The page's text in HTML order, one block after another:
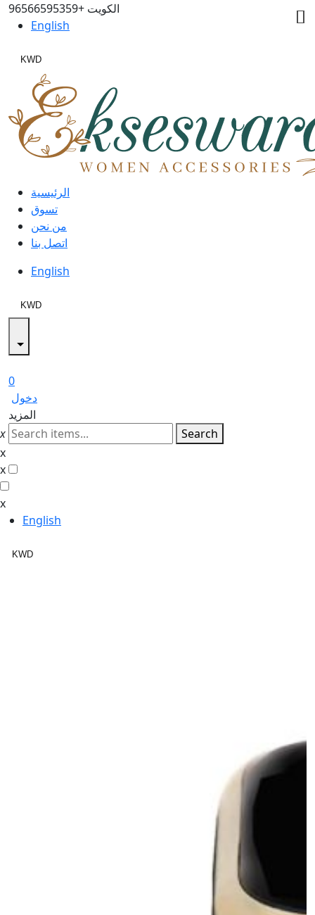
الكويت +96566595359
English
KWD
الرئيسية
تسوق
من نحن
اتصل بنا
English
KWD
0
دخول
المزيد
x
Search
x
x
x
English
KWD